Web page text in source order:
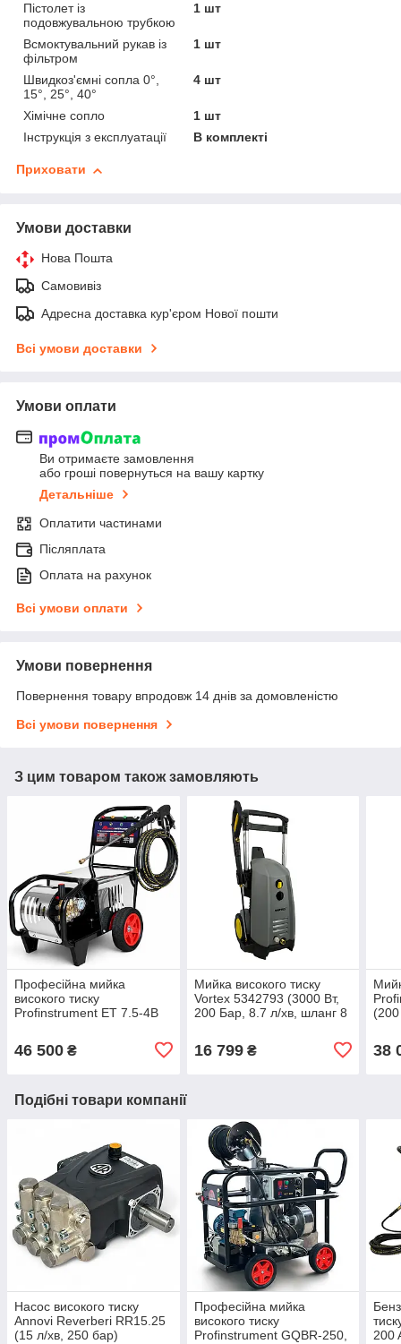
Пістолет із
подовжувальною трубкою
1 шт
Всмоктувальний рукав із
фільтром
1 шт
Швидкоз'ємні сопла 0°,
15°, 25°, 40°
4 шт
Хімічне сопло
1 шт
Інструкція з експлуатації
В комплекті
Приховати
Умови доставки
Нова Пошта
Самовивіз
Адресна доставка кур'єром Нової пошти
Всі умови доставки
Умови оплати
Ви отримаєте замовлення
або гроші повернуться на вашу картку
Детальніше
Оплатити частинами
Післяплата
Оплата на рахунок
Всі умови оплати
Умови повернення
Повернення товару впродовж 14 днів за домовленістю
Всі умови повернення
З цим товаром також замовляють
Професійна мийка
високого тиску
Profinstrument ET 7.5-4B
46 500 ₴
Мийка високого тиску
Vortex 5342793 (3000 Вт,
200 Бар, 8.7 л/хв, шланг 8
16 799₴ 38
Подібні товари компанії
Насос високого тиску
Annovi Reverberi RR15.25
(15 л/хв, 250 бар)
Професійна мийка
високого тиску
Profinstrument GQBR-250,
200